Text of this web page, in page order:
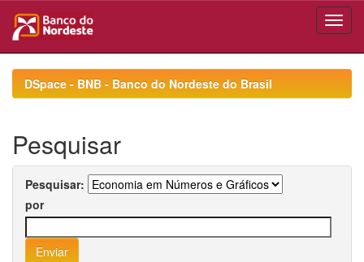
navigationDSpace - BNB - Banco do Nordeste do Brasil
Pesquisar
Pesquisar:
por